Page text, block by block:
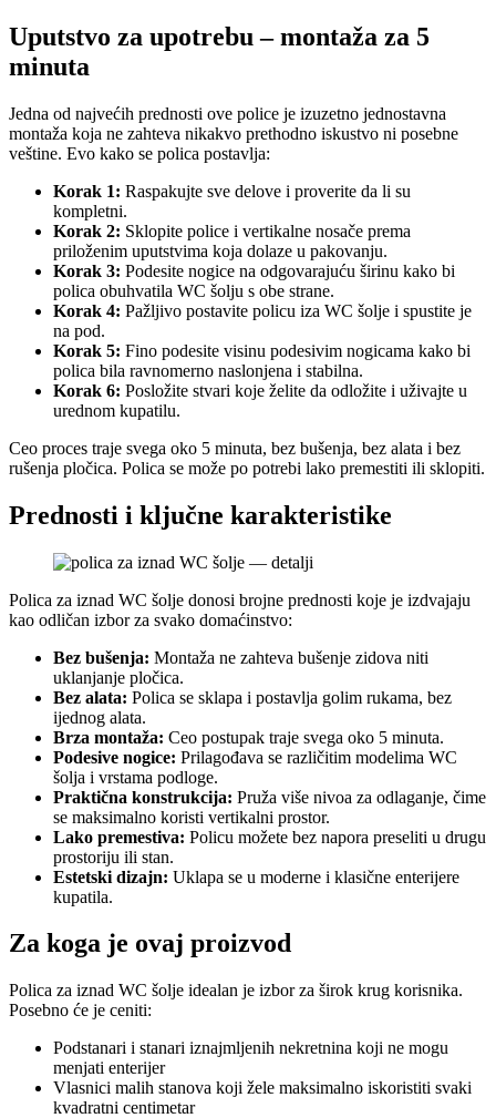
Uputstvo za upotrebu – montaža za 5
minuta
Jedna od najvećih prednosti ove police je izuzetno jednostavna
montaža koja ne zahteva nikakvo prethodno iskustvo ni posebne
veštine. Evo kako se polica postavlja:
Korak 1: Raspakujte sve delove i proverite da li su
kompletni.
Korak 2: Sklopite police i vertikalne nosače prema
priloženim uputstvima koja dolaze u pakovanju.
Korak 3: Podesite nogice na odgovarajuću širinu kako bi
polica obuhvatila WC šolju s obe strane.
Korak 4: Pažljivo postavite policu iza WC šolje i spustite je
na pod.
Korak 5: Fino podesite visinu podesivim nogicama kako bi
polica bila ravnomerno naslonjena i stabilna.
Korak 6: Posložite stvari koje želite da odložite i uživajte u
urednom kupatilu.
Ceo proces traje svega oko 5 minuta, bez bušenja, bez alata i bez
rušenja pločica. Polica se može po potrebi lako premestiti ili sklopiti.
Prednosti i ključne karakteristike
Polica za iznad WC šolje donosi brojne prednosti koje je izdvajaju
kao odličan izbor za svako domaćinstvo:
Bez bušenja: Montaža ne zahteva bušenje zidova niti
uklanjanje pločica.
Bez alata: Polica se sklapa i postavlja golim rukama, bez
ijednog alata.
Brza montaža: Ceo postupak traje svega oko 5 minuta.
Podesive nogice: Prilagođava se različitim modelima WC
šolja i vrstama podloge.
Praktična konstrukcija: Pruža više nivoa za odlaganje, čime
se maksimalno koristi vertikalni prostor.
Lako premestiva: Policu možete bez napora preseliti u drugu
prostoriju ili stan.
Estetski dizajn: Uklapa se u moderne i klasične enterijere
kupatila.
Za koga je ovaj proizvod
Polica za iznad WC šolje idealan je izbor za širok krug korisnika.
Posebno će je ceniti:
Podstanari i stanari iznajmljenih nekretnina koji ne mogu
menjati enterijer
Vlasnici malih stanova koji žele maksimalno iskoristiti svaki
kvadratni centimetar